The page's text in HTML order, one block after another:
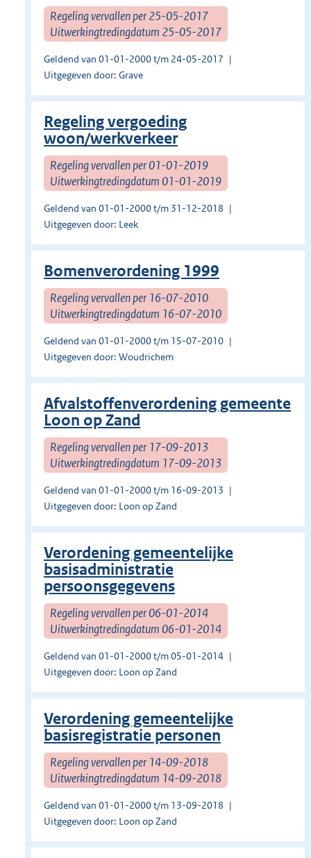
Regeling vervallen per 25-05-2017
Uitwerkingtredingdatum 25-05-2017
Geldend van 01-01-2000 t/m 24-05-2017
Uitgegeven door: Grave
Regeling vergoeding
woon/werkverkeer
Regeling vervallen per 01-01-2019
Uitwerkingtredingdatum 01-01-2019
Geldend van 01-01-2000 t/m 31-12-2018
Uitgegeven door: Leek
Bomenverordening 1999
Regeling vervallen per 16-07-2010
Uitwerkingtredingdatum 16-07-2010
Geldend van 01-01-2000 t/m 15-07-2010
Uitgegeven door: Woudrichem
Afvalstoffenverordening gemeente
Loon op Zand
Regeling vervallen per 17-09-2013
Uitwerkingtredingdatum 17-09-2013
Geldend van 01-01-2000 t/m 16-09-2013
Uitgegeven door: Loon op Zand
Verordening gemeentelijke
basisadministratie
persoonsgegevens
Regeling vervallen per 06-01-2014
Uitwerkingtredingdatum 06-01-2014
Geldend van 01-01-2000 t/m 05-01-2014
Uitgegeven door: Loon op Zand
Verordening gemeentelijke
basisregistratie personen
Regeling vervallen per 14-09-2018
Uitwerkingtredingdatum 14-09-2018
Geldend van 01-01-2000 t/m 13-09-2018
Uitgegeven door: Loon op Zand